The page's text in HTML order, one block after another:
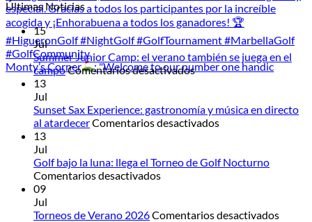
Monty’s Corner : "Welcome to our number one handic
Últimas Noticias
15
Jul
Summer Junior Camp: el verano también se juega en el
campoComentarios desactivadosen
Camp:
el
se
campo
13
Jul
Sunset Sax Experience: gastronomía y música en directo
al atardecerComentarios desactivados
Experience:
en
13
Jul
Golf bajo la luna: llega el Torneo de Golf Nocturno
Comentarios desactivados
la
09
Jul
Torneos de Verano 2026Comentarios desactivados